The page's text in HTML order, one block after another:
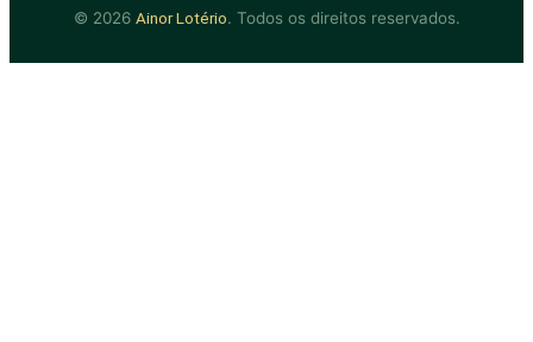
© 2026 Ainor Lotério. Todos os direitos reservados.